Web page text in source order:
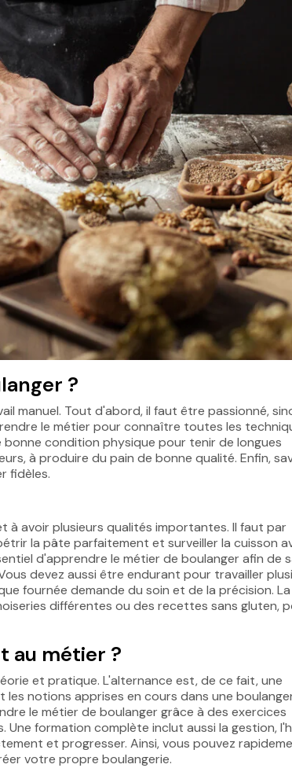
?
manuel. Tout d'abord, il faut être passionné,
le métier pour connaître toutes les
condition physique pour tenir de longues
à produire du pain de bonne qualité. Enfin,
fidèles.
à avoir plusieurs qualités importantes. Il faut par
la pâte parfaitement et surveiller la cuisson
d'apprendre le métier de boulanger afin de
devez aussi être endurant pour travailler
fournée demande du soin et de la précision. La
différentes ou des recettes sans gluten,
au métier ?
et pratique. L'alternance est, de ce fait, une
notions apprises en cours dans une
le métier de boulanger grâce à des exercices
formation complète inclut aussi la gestion,
et progresser. Ainsi, vous pouvez
votre propre boulangerie.